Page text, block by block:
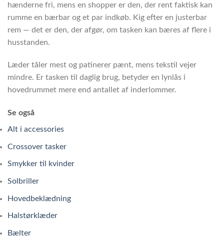
hænderne fri, mens en shopper er den, der rent faktisk kan
rumme en bærbar og et par indkøb. Kig efter en justerbar
rem — det er den, der afgør, om tasken kan bæres af flere i
husstanden.
Læder tåler mest og patinerer pænt, mens tekstil vejer
mindre. Er tasken til daglig brug, betyder en lynlås i
hovedrummet mere end antallet af inderlommer.
Se også
Alt i accessories
Crossover tasker
Smykker til kvinder
Solbriller
Hovedbeklædning
Halstørklæder
Bælter